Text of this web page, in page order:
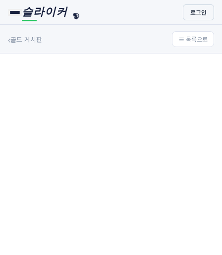
슬라이커 🏀
⚾ 로그인
‹골드 게시판 ≡ 목록으로